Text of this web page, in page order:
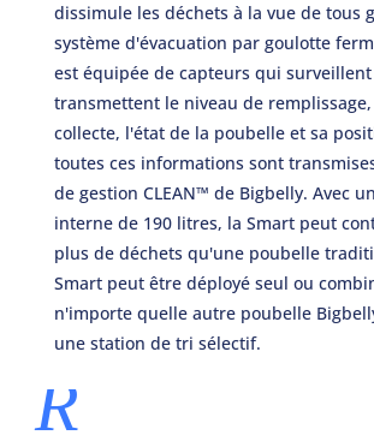
dissimule les déchets à la vue de tous
système d'évacuation par goulotte
est équipée de capteurs qui
transmettent le niveau de
collecte, l'état de la poubelle et sa
toutes ces informations sont
de gestion CLEAN™ de Bigbelly. Avec
interne de 190 litres, la Smart peut
plus de déchets qu'une poubelle
Smart peut être déployé seul ou
n'importe quelle autre poubelle
une station de tri sélectif.
R